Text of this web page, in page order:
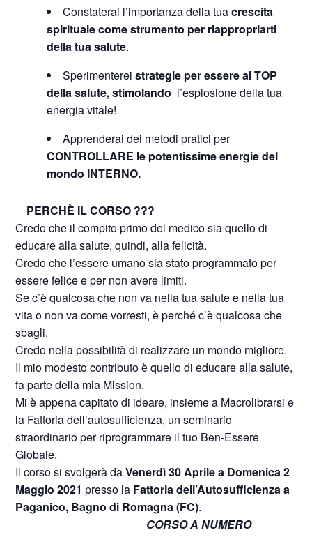
Constaterai l’importanza della tuacrescita
spirituale come strumento per riappropriarti
della tua salute.
Sperimentereistrategie per essere al TOP
della salute, stimolando l’esplosione della tua
energia vitale!
Apprenderai dei metodi pratici per
CONTROLLARE le potentissime energie del
mondo INTERNO.
PERCHÈ IL CORSO ???
Credo che il compito primo del medico sia quello di
educare alla salute, quindi, alla felicità.
Credo che l’essere umano sia stato programmato per
essere felice e per non avere limiti.
Se c’è qualcosa che non va nella tua salute e nella tua
vita o non va come vorresti, è perché c’è qualcosa che
sbagli.
Credo nella possibilità di realizzare un mondo migliore.
Il mio modesto contributo è quello di educare alla salute,
fa parte della mia Mission.
Mi è appena capitato di ideare, insieme a Macrolibrarsi e
la Fattoria dell’autosufficienza, un seminario
straordinario per riprogrammare il tuo Ben-Essere
Globale.
Il corso si svolgerà daVenerdì 30 Aprile a Domenica 2
Maggio 2021 presso la Fattoria dell’Autosufficienza a
Paganico, Bagno di Romagna (FC).
CORSO A NUMERO